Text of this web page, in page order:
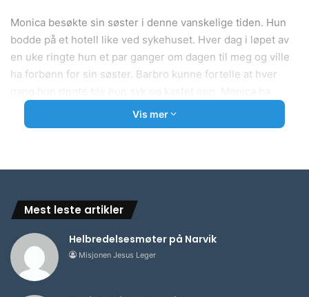
Monica besøkte sin søster i denne vanskelige tiden. Hun
bodde på et hotell like ved sykehuset. Hver dag i løpet av
en uke ringte hun et par ganger om dagen til meg og ville
ha forbønn for sin søster. Barbro kunne fortelle at hver
derfor sin søster om å slutte å ringe til meg. Hun forsto
ikke at hun kastet opp svulstene fra den høyre lungen.
Uken etter ble hun sendt til en spesialklinikk i Lund i
spesialrøntgen. Tenk, da fant legene ut at alle svulstene
var kommet bort!
Vis mer
Mest leste artikler
Helbredelsesmøter på Narvik
Misjonen Jesus Leger